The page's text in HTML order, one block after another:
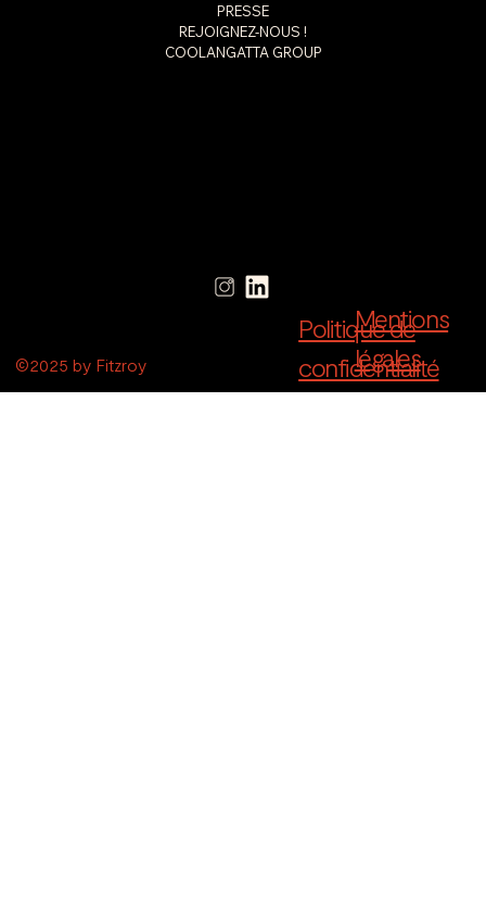
PRESSE
REJOIGNEZ-NOUS !
COOLANGATTA GROUP
Politique de
confidentialité
Mentions
légales
©2025 by Fitzroy